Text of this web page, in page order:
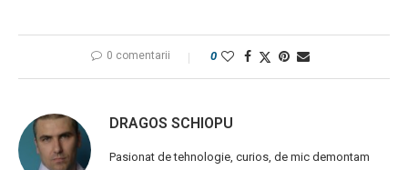
0 comentarii 0
DRAGOS SCHIOPU
Pasionat de tehnologie, curios, de mic demontam